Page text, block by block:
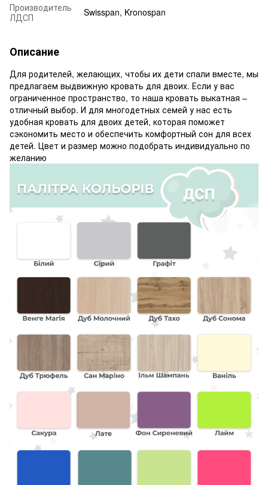
Производитель
ЛДСП
Swisspan, Kronospan
Описание
Для родителей, желающих, чтобы их дети спали вместе, мы
предлагаем выдвижную кровать для двоих. Если у вас
ограниченное пространство, то наша кровать выкатная –
отличный выбор. И для многодетных семей у нас есть
удобная кровать для двоих детей, которая поможет
сэкономить место и обеспечить комфортный сон для всех
детей. Цвет и размер можно подобрать индивидуально по
желанию